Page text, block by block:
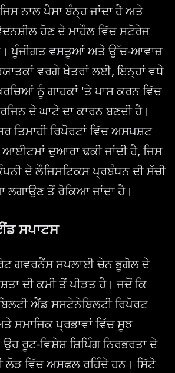
ਨਾਲ ਪੈਸਾ ਬੰਨ੍ਹ ਜਾਂਦਾ ਹੈ ਅਤੇ
ਹੋਣ ਦੇ ਮਾਹੌਲ ਵਿੱਚ ਸਟੋਰੇਜ
ਪੂੰਜੀਗਤ ਵਸਤੂਆਂ ਅਤੇ ਉੱਚ-ਆਵਾਜ਼
ਵਰਗੇ ਖੇਤਰਾਂ ਲਈ, ਇਨ੍ਹਾਂ ਵਧੇ
ਨੂੰ ਗਾਹਕਾਂ 'ਤੇ ਪਾਸ ਕਰਨ ਵਿੱਚ
ਦੇ ਘਾਟੇ ਦਾ ਕਾਰਨ ਬਣਦੀ ਹੈ।
ਤਿਮਾਹੀ ਰਿਪੋਰਟਾਂ ਵਿੱਚ ਅਸਪਸ਼ਟ
ਦੁਆਰਾ ਢਕੀ ਜਾਂਦੀ ਹੈ, ਜਿਸ
ਦੇ ਲੌਜਿਸਟਿਕਸ ਪ੍ਰਬੰਧਨ ਦੀ ਸੱਚੀ
ਲਗਾਉਣ ਤੋਂ ਰੋਕਿਆ ਜਾਂਦਾ ਹੈ।
ਸਪਾਟਸ
ਗਵਰਨੈਂਸ ਸਪਲਾਈ ਚੇਨ ਭੂਗੋਲ ਦੇ
ਦੀ ਕਮੀ ਤੋਂ ਪੀੜਤ ਹੈ। ਜਦੋਂ ਕਿ
ਐਂਡ ਸਸਟੇਨੇਬਿਲਟੀ ਰਿਪੋਰਟ
ਸਮਾਜਿਕ ਪ੍ਰਭਾਵਾਂ ਵਿੱਚ ਸੂਝ
ਰੂਟ-ਵਿਸ਼ੇਸ਼ ਸ਼ਿਪਿੰਗ ਨਿਰਭਰਤਾ ਦੇ
ਲੋੜ ਵਿੱਚ ਅਸਫਲ ਰਹਿੰਦੇ ਹਨ। ਸਿੱਟੇ